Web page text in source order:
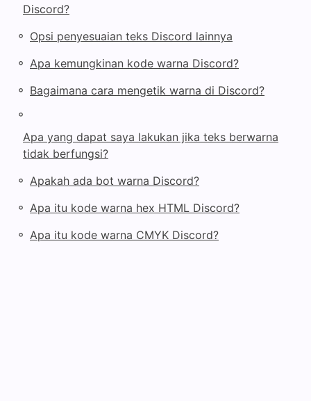
Discord?
◦ Opsi penyesuaian teks Discord lainnya
◦ Apa kemungkinan kode warna Discord?
◦ Bagaimana cara mengetik warna di Discord?
◦
Apa yang dapat saya lakukan jika teks berwarna
tidak berfungsi?
◦ Apakah ada bot warna Discord?
◦ Apa itu kode warna hex HTML Discord?
◦ Apa itu kode warna CMYK Discord?